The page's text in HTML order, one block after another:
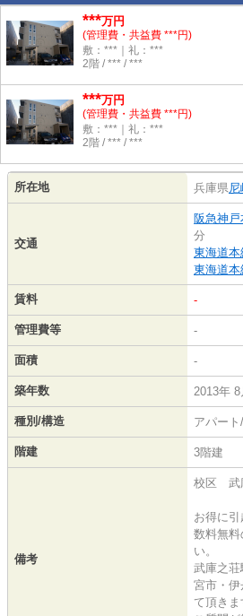
***万円
(管理費・共益費 ***円)
敷：***｜礼：***
2階 / *** / ***
***万円
(管理費・共益費 ***円)
敷：***｜礼：***
2階 / *** / ***
所在地 兵庫県尼
交通
阪急神戸
分
東海道本
東海道本
賃料 -
管理費等 -
面積 -
築年数 2013年
種別/構造 アパー
階建 3階建
備考
校区 武
お得に
数料無料
い。
武庫之
宮市・
て頂きま